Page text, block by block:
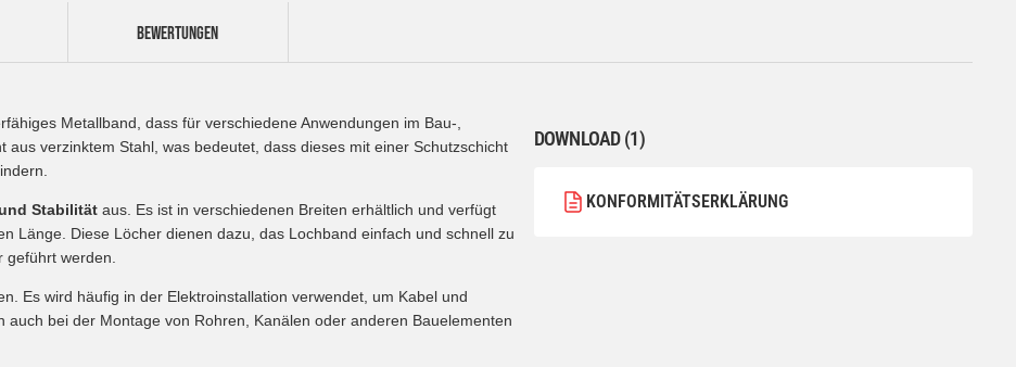
BEWERTUNGEN
Metallband, dass für verschiedene Anwendungen im Bau-,
verzinktem Stahl, was bedeutet, dass dieses mit einer Schutzschicht
Stabilität aus. Es ist in verschiedenen Breiten erhältlich und verfügt
Länge. Diese Löcher dienen dazu, das Lochband einfach und schnell zu
werden.
Es wird häufig in der Elektroinstallation verwendet, um Kabel und
auch bei der Montage von Rohren, Kanälen oder anderen Bauelementen
DOWNLOAD (1)
KONFORMITÄTSERKLÄRUNG